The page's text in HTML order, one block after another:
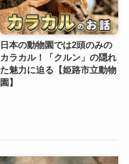
日本の動物園では2頭のみの
カラカル！「クルン」の隠れ
た魅力に迫る【姫路市立動物
園】